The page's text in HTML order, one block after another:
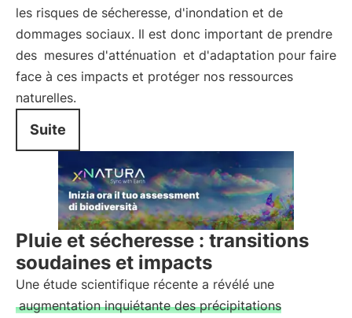
les risques de sécheresse, d'inondation et de
dommages sociaux. Il est donc important de prendre
des mesures d'atténuation et d'adaptation pour faire
face à ces impacts et protéger nos ressources
naturelles.
Suite
Pluie et sécheresse : transitions
soudaines et impacts
Une étude scientifique récente a révélé une
augmentation inquiétante des précipitations